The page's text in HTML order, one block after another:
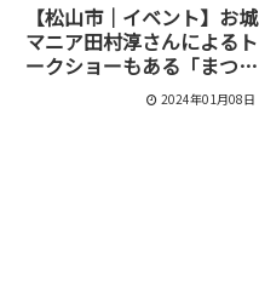
【松山市｜イベント】お城
マニア田村淳さんによるト
ークショーもある「まつや
まお城フェスタ2023」が
城山公園で開催されます！
2024年01月08日